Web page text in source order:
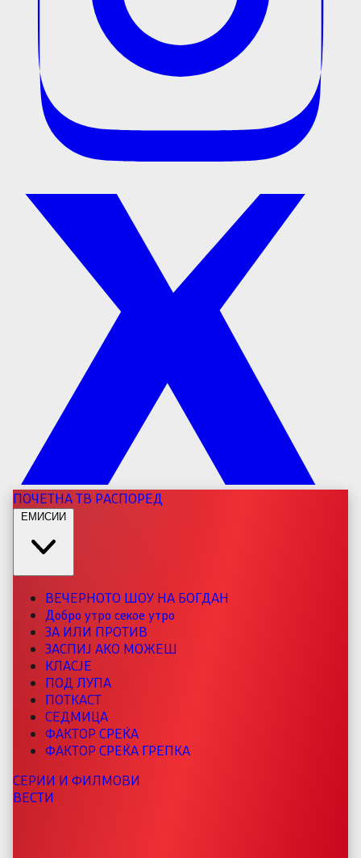
ПОЧЕТНАТВ РАСПОРЕД
ЕМИСИИ
ВЕЧЕРНОТО ШОУ НА БОГДАН
Добро утро секое утро
ЗА ИЛИ ПРОТИВ
ЗАСПИЈ АКО МОЖЕШ
КЛАСЈЕ
ПОД ЛУПА
ПОТКАСТ
СЕДМИЦА
ФАКТОР СРЕЌА
ФАКТОР СРЕЌА ГРЕПКА
СЕРИИ И ФИЛМОВИ
ВЕСТИ